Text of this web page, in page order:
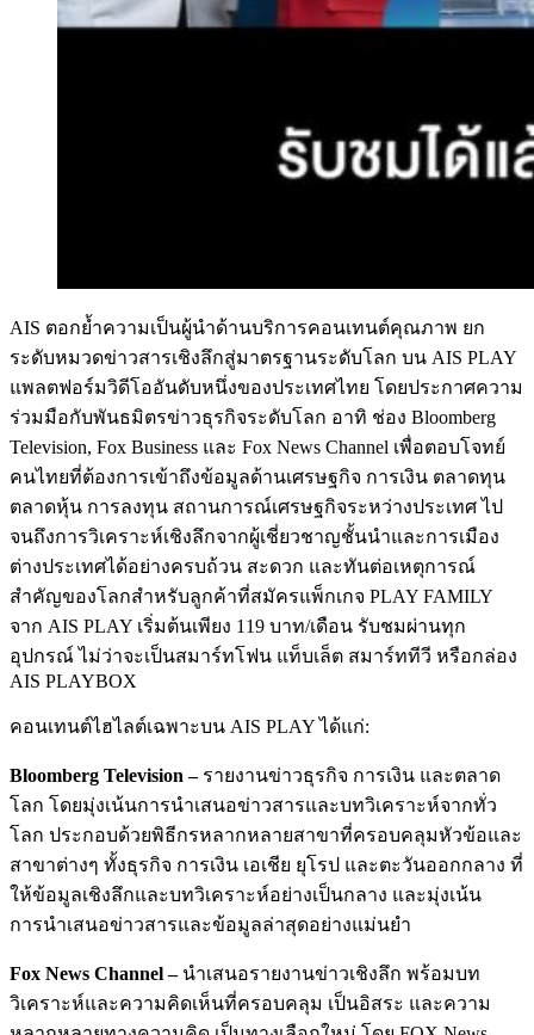
AIS ตอกย้ำความเป็นผู้นำด้านบริการคอนเทนต์คุณภาพ ยก
ระดับหมวดข่าวสารเชิงลึกสู่มาตรฐานระดับโลก บน AIS PLAY
แพลตฟอร์มวิดีโออันดับหนึ่งของประเทศไทย โดยประกาศความ
ร่วมมือกับพันธมิตรข่าวธุรกิจระดับโลก อาทิ ช่อง Bloomberg
Television, Fox Business และ Fox News Channel เพื่อตอบโจทย์
คนไทยที่ต้องการเข้าถึงข้อมูลด้านเศรษฐกิจ การเงิน ตลาดทุน
ตลาดหุ้น การลงทุน สถานการณ์เศรษฐกิจระหว่างประเทศ ไป
จนถึงการวิเคราะห์เชิงลึกจากผู้เชี่ยวชาญชั้นนำและการเมือง
ต่างประเทศได้อย่างครบถ้วน สะดวก และทันต่อเหตุการณ์
สำคัญของโลกสำหรับลูกค้าที่สมัครแพ็กเกจ PLAY FAMILY
จาก AIS PLAY เริ่มต้นเพียง 119 บาท/เดือน รับชมผ่านทุก
อุปกรณ์ ไม่ว่าจะเป็นสมาร์ทโฟน แท็บเล็ต สมาร์ททีวี หรือกล่อง
AIS PLAYBOX
คอนเทนต์ไฮไลต์เฉพาะบน AIS PLAY ได้แก่:
Bloomberg Television – รายงานข่าวธุรกิจ การเงิน และตลาด
โลก โดยมุ่งเน้นการนำเสนอข่าวสารและบทวิเคราะห์จากทั่ว
โลก ประกอบด้วยพิธีกรหลากหลายสาขาที่ครอบคลุมหัวข้อและ
สาขาต่างๆ ทั้งธุรกิจ การเงิน เอเชีย ยุโรป และตะวันออกกลาง ที่
ให้ข้อมูลเชิงลึกและบทวิเคราะห์อย่างเป็นกลาง และมุ่งเน้น
การนำเสนอข่าวสารและข้อมูลล่าสุดอย่างแม่นยำ
Fox News Channel –นำเสนอรายงานข่าวเชิงลึก พร้อมบท
วิเคราะห์และความคิดเห็นที่ครอบคลุม เป็นอิสระ และความ